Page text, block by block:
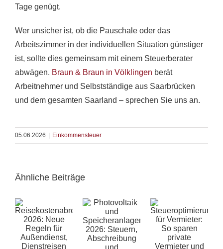
Tage genügt.
Wer unsicher ist, ob die Pauschale oder das
Arbeitszimmer in der individuellen Situation günstiger
ist, sollte dies gemeinsam mit einem Steuerberater
abwägen. Braun & Braun in Völklingen berät
Arbeitnehmer und Selbstständige aus Saarbrücken
und dem gesamten Saarland – sprechen Sie uns an.
05.06.2026 Einkommensteuer
Ähnliche Beiträge